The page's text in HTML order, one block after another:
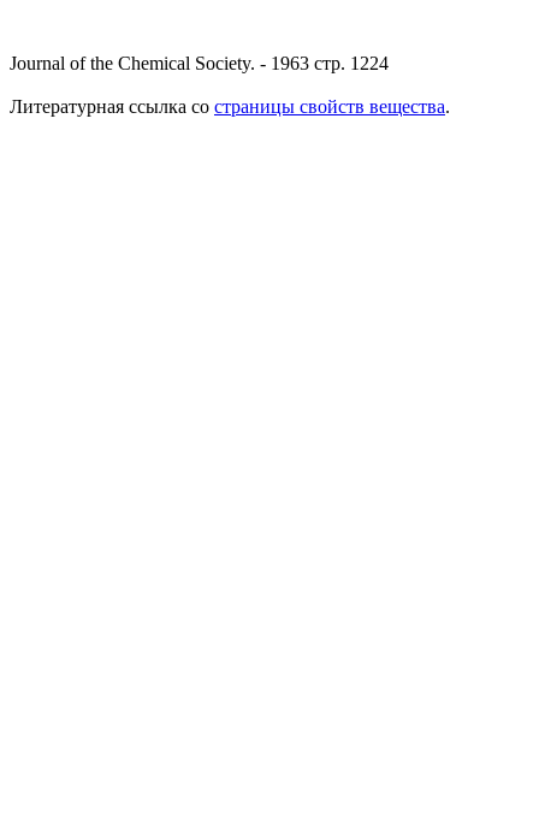
Journal of the Chemical Society. - 1963 стр. 1224
Литературная ссылка со страницы свойств вещества.